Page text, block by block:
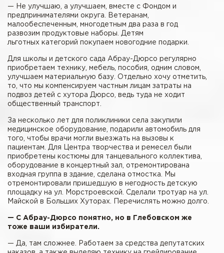
— Не улучшаю, а улучшаем, вместе с Фондом и
предпринимателями округа. Ветеранам,
малообеспеченным, многодетным два раза в год
развозим продуктовые наборы. Детям
льготных категорий покупаем новогодние подарки.
Для школы и детского сада Абрау-Дюрсо регулярно
приобретаем технику, мебель, пособия, одним словом,
улучшаем материальную базу. Отдельно хочу отметить,
то, что мы компенсируем частным лицам затраты на
подвоз детей с хутора Дюрсо, ведь туда не ходит
общественный транспорт.
За несколько лет для поликлиники села закупили
медицинское оборудование, подарили автомобиль для
того, чтобы врачи могли выезжать на вызовы к
пациентам. Для Центра творчества и ремесел были
приобретены костюмы для танцевального коллектива,
оборудование в концертный зал, отремонтирована
входная группа в здание, сделана отмостка. Мы
отремонтировали пришедшую в негодность детскую
площадку на ул. Морстроевской. Сделали тротуар на ул.
Майской в Больших Хуторах. Перечислять можно долго.
— С Абрау-Дюрсо понятно, но в Глебовском же
тоже ваши избиратели.
— Да, там сложнее. Работаем за средства депутатских